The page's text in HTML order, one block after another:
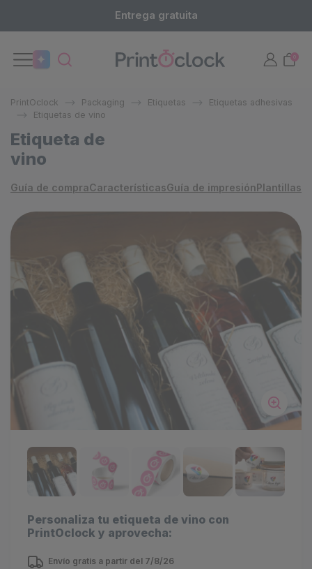
Entrega gratuita
0
PrintOclock Packaging Etiquetas
Etiquetas adhesivas
Etiquetas de vino
Etiqueta de
vino
Guía de compraCaracterísticasGuía de impresiónPlantillas
Personaliza tu etiqueta de vino con
PrintOclock y aprovecha:
Envío gratis a partir del 7/8/26